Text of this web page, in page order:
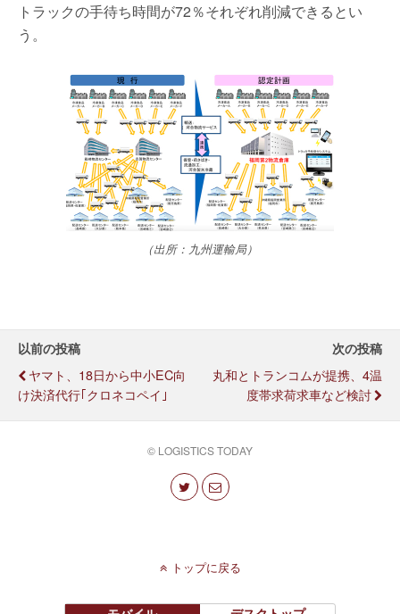
トラックの手待ち時間が72％それぞれ削減できるとい
う。
（出所：九州運輸局）
以前の投稿
ヤマト、18日から中小EC向
け決済代行｢クロネコペイ｣
次の投稿
丸和とトランコムが提携、4温
度帯求荷求車など検討
© LOGISTICS TODAY
トップに戻る